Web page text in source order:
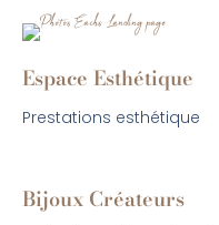
Espace Esthétique
Prestations esthétique
Bijoux Créateurs